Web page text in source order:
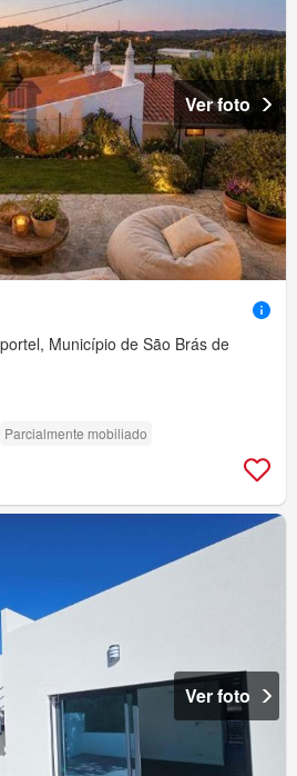
Ver foto
Município de São Brás de
Parcialmente mobiliado
Ver foto